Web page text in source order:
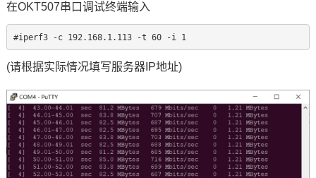
在OKT507串口调试终端输入
#iperf3 -c 192.168.1.113 -t 60 -i 1
(请根据实际情况填写服务器IP地址)